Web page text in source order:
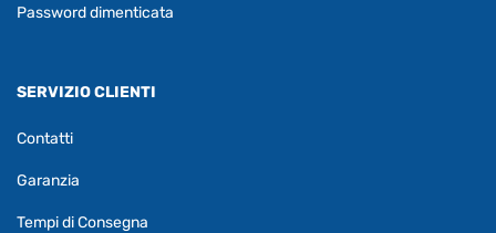
Password dimenticata
SERVIZIO CLIENTI
Contatti
Garanzia
Tempi di Consegna